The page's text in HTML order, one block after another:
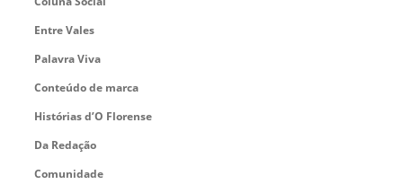
Entre Vales
Palavra Viva
Conteúdo de marca
Histórias d’O Florense
Da Redação
Comunidade